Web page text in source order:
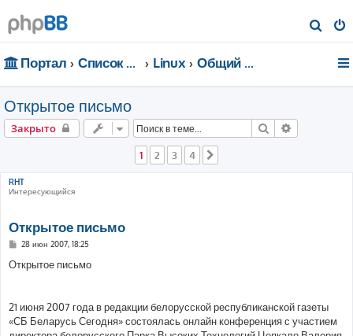
о
Портал Список форумов Linux Общий форум
Открытое письмо
Закрыто Поиск
1 2 3 4
RHT
Интересующийся
Открытое письмо
С
о
б
и
е
28 июн 2007, 18:25
Открытое письмо
21 июня 2007 года в редакции белорусской республиканской газеты
«СБ Беларусь Сегодня» состоялась онлайн конференция с участием